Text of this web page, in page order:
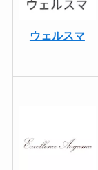
ウェルスマ